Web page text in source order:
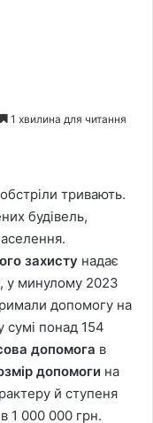
1 хвилина для читання
тривають.
будівель,
захисту надає
у минулому 2023
допомогу на
сумі понад 154
допомога в
допомоги на
й ступеня
1 000 000 грн.